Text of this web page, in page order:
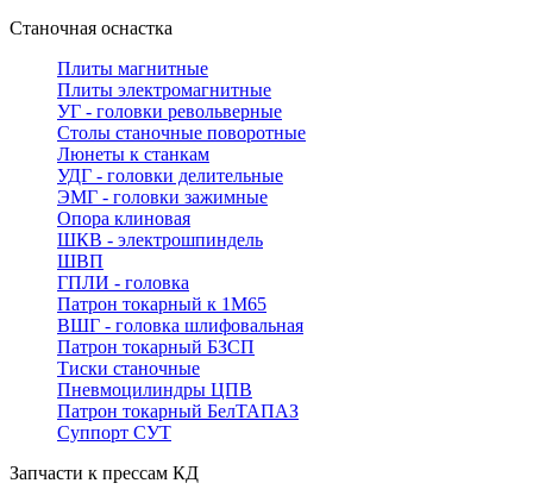
Станочная оснастка
Плиты магнитные
Плиты электромагнитные
УГ - головки револьверные
Столы станочные поворотные
Люнеты к станкам
УДГ - головки делительные
ЭМГ - головки зажимные
Опора клиновая
ШКВ - электрошпиндель
ШВП
ГПЛИ - головка
Патрон токарный к 1М65
ВШГ - головка шлифовальная
Патрон токарный БЗСП
Тиски станочные
Пневмоцилиндры ЦПВ
Патрон токарный БелТАПАЗ
Суппорт СУТ
Запчасти к прессам КД